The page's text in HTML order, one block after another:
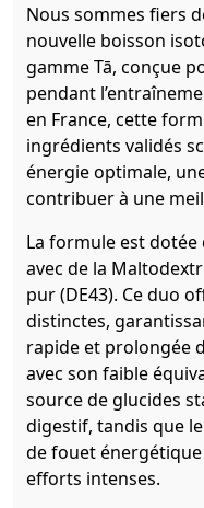
Nous sommes fiers
nouvelle boisson
gamme Tā, conçue
pendant
en France, cette
ingrédients validés
énergie optimale,
contribuer à une
La formule est
avec de la
pur (DE43). Ce duo
distinctes,
rapide et prolongée
avec son faible
source de glucides
digestif, tandis que
de fouet
efforts intenses.